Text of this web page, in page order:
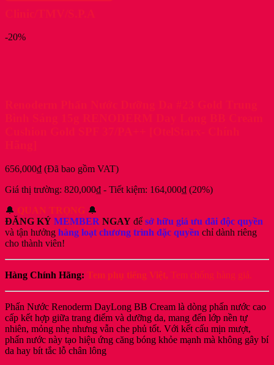
-20%
656,000₫ (Đã bao gồm VAT)
Giá thị trường: 820,000₫ - Tiết kiệm: 164,000₫ (20%)
🔔 QUAN TRỌNG 🔔
ĐĂNG KÝ MEMBER NGAY để sở hữu giá ưu đãi độc quyền
và tận hưởng hàng loạt chương trình đặc quyền chỉ dành riêng
cho thành viên!
Hàng Chính Hãng: Tem phụ tiếng Việt, Tem chống hàng giả.
Phấn Nước Renoderm DayLong BB Cream là dòng phấn nước cao
cấp kết hợp giữa trang điểm và dưỡng da, mang đến lớp nền tự
nhiên, mỏng nhẹ nhưng vẫn che phủ tốt. Với kết cấu mịn mượt,
phấn nước này tạo hiệu ứng căng bóng khỏe mạnh mà không gây bí
da hay bít tắc lỗ chân lông